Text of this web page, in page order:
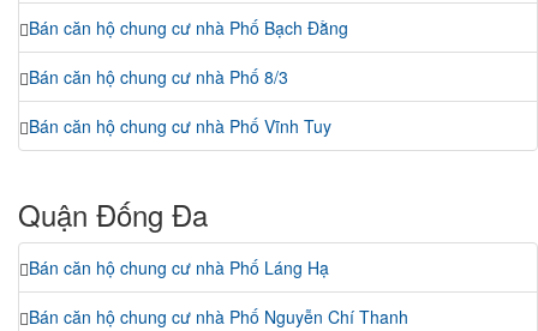
Bán căn hộ chung cư nhà Phố Bạch Đằng
Bán căn hộ chung cư nhà Phố 8/3
Bán căn hộ chung cư nhà Phố Vĩnh Tuy
Quận Đống Đa
Bán căn hộ chung cư nhà Phố Láng Hạ
Bán căn hộ chung cư nhà Phố Nguyễn Chí Thanh